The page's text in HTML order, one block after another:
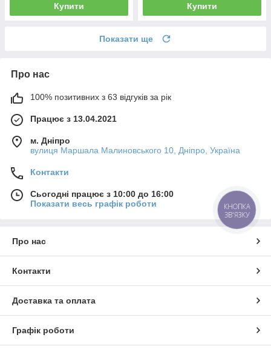
Купити Купити
Показати ще
Про нас
100% позитивних з 63 відгуків за рік
Працює з 13.04.2021
м. Дніпро
вулиця Маршала Малиновського 10, Дніпро, Україна
Контакти
Сьогодні працює з 10:00 до 16:00
Показати весь графік роботи
Про нас
Контакти
Доставка та оплата
Графік роботи
КНОПКА
ЗВ'ЯЗКУ